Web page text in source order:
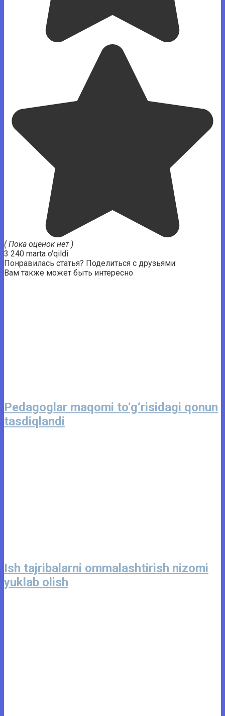
( Пока оценок нет )
3 240 marta o'qildi
Понравилась статья? Поделиться с друзьями:
Вам также может быть интересно
Pedagoglar maqomi to‘g‘risidagi qonun
tasdiqlandi
Ish tajribalarni ommalashtirish nizomi
yuklab olish